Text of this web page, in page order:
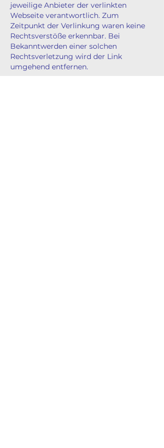
jeweilige Anbieter der verlinkten
Webseite verantwortlich. Zum
Zeitpunkt der Verlinkung waren keine
Rechtsverstöße erkennbar. Bei
Bekanntwerden einer solchen
Rechtsverletzung wird der Link
umgehend entfernen.